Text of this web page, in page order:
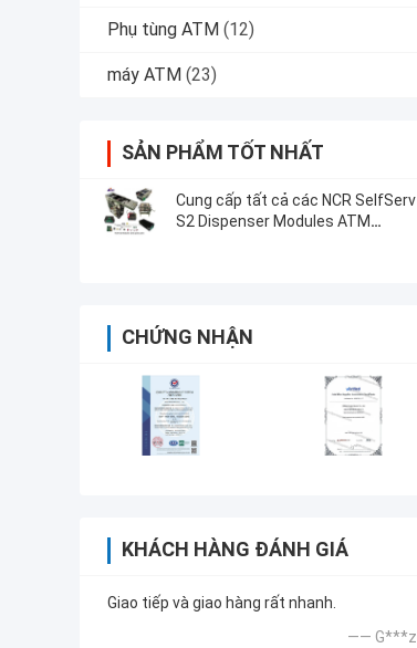
Phụ tùng ATM (12)
máy ATM (23)
SẢN PHẨM TỐT NHẤT
Cung cấp tất cả các NCR SelfServ
S2 Dispenser Modules ATM
CHỨNG NHẬN
KHÁCH HÀNG ĐÁNH GIÁ
Giao tiếp và giao hàng rất nhanh.
—— G***z